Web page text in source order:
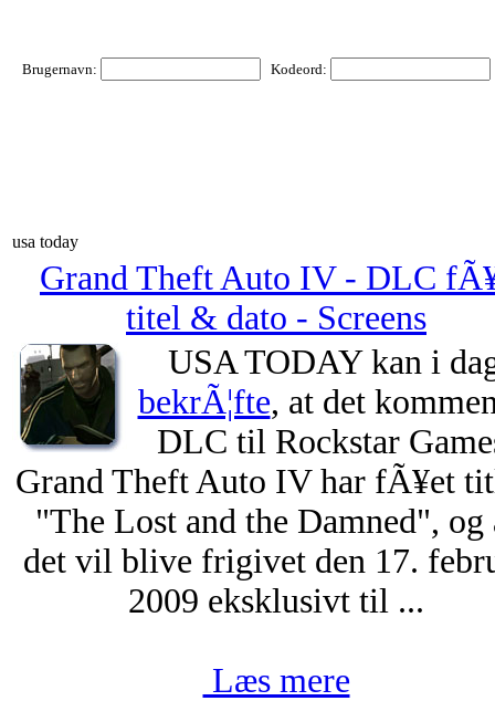
Brugernavn: Kodeord:
usa today
Grand Theft Auto IV - DLC
titel & dato - Screens
USA TODAY kan i
bekrÃ¦fte, at det
DLC til Rockstar
Grand Theft Auto IV har fÃ¥et
"The Lost and the Damned", og
det vil blive frigivet den 17.
2009 eksklusivt til ...
Læs mere